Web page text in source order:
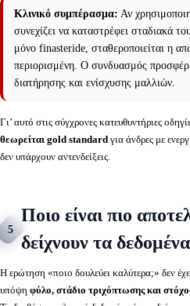
Κλινικό συμπέρασμα: Αν
συνεχίζει να καταστρέφει σταδιακά
μόνο finasteride, σταθεροποιείται η
περιορισμένη. Ο συνδυασμός
διατήρησης και ενίσχυσης μαλλιών.
Γι’ αυτό στις σύγχρονες κατευθυντήριες
θεωρείται gold standard για άνδρες με
δεν υπάρχουν αντενδείξεις.
5
Ποιο είναι πιο
δείχνουν τα δεδομένα
Η ερώτηση «ποιο δουλεύει καλύτερα;» δεν
υπόψη φύλο, στάδιο τριχόπτωσης και